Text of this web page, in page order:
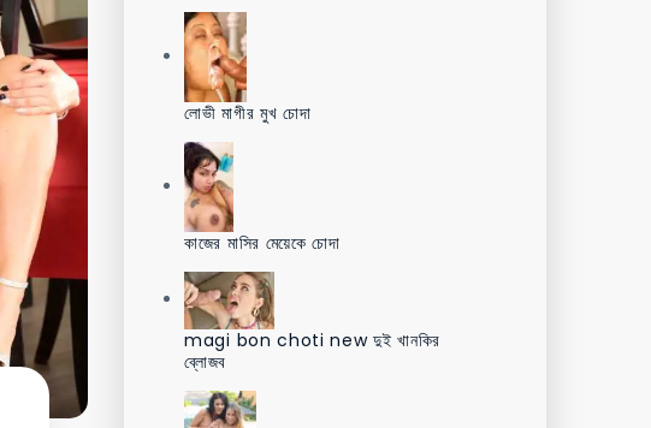
লোভী মাগীর মুখ চোদা
কাজের মাসির মেয়েকে চোদা
magi bon choti new দুই খানকির
ব্লোজব